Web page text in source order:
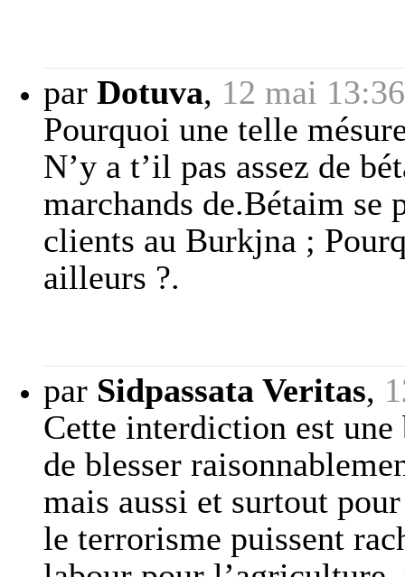
par Dotuva, 12 mai 13:36
Pourquoi une telle
N’y a t’il pas assez de
marchands de.Bétaim se
clients au Burkjna ;
ailleurs ?.
par Sidpassata Veritas,
Cette interdiction est
de blesser
mais aussi et surtout
le terrorisme puissent